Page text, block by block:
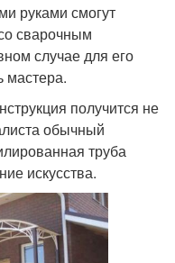
руками смогут
сварочным
случае для его
мастера.
получится не
обычный
труба
искусства.